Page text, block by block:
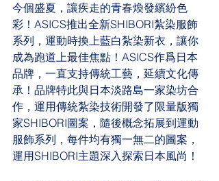
今個盛夏，讓疾走的青春煥發繽紛色
彩！ASICS推出全新SHIBORI紮染服飾
系列，運動時換上藍白紮染新衣，讓你
成為跑道上最佳焦點！ASICS作爲日本
品牌，一直支持傳統工藝，延續文化傳
承！品牌特此與日本淡路島一家染坊合
作，運用傳統紮染技術開發了限量版獨
家SHIBORI圖案，隨後概念拓展到運動
服飾系列，每件均有獨一無二的圖案，
運用SHIBORI主題深入探索日本風尚！